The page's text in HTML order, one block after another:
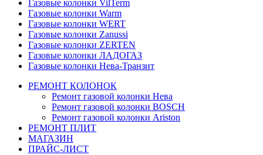
Газовые колонки VilTerm
Газовые колонки Warm
Газовые колонки WERT
Газовые колонки Zanussi
Газовые колонки ZERTEN
Газовые колонки ЛАДОГАЗ
Газовые колонки Нева-Транзит
РЕМОНТ КОЛОНОК
Ремонт газовой колонки Нева
Ремонт газовой колонки BOSCH
Ремонт газовой колонки Ariston
РЕМОНТ ПЛИТ
МАГАЗИН
ПРАЙС-ЛИСТ